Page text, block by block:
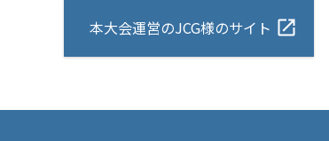
本大会運営のJCG様のサイト